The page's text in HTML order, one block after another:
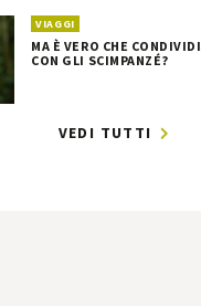
VIAGGI
MA È VERO CHE
CON GLI SCIMPANZÉ?
VEDI TUTTI